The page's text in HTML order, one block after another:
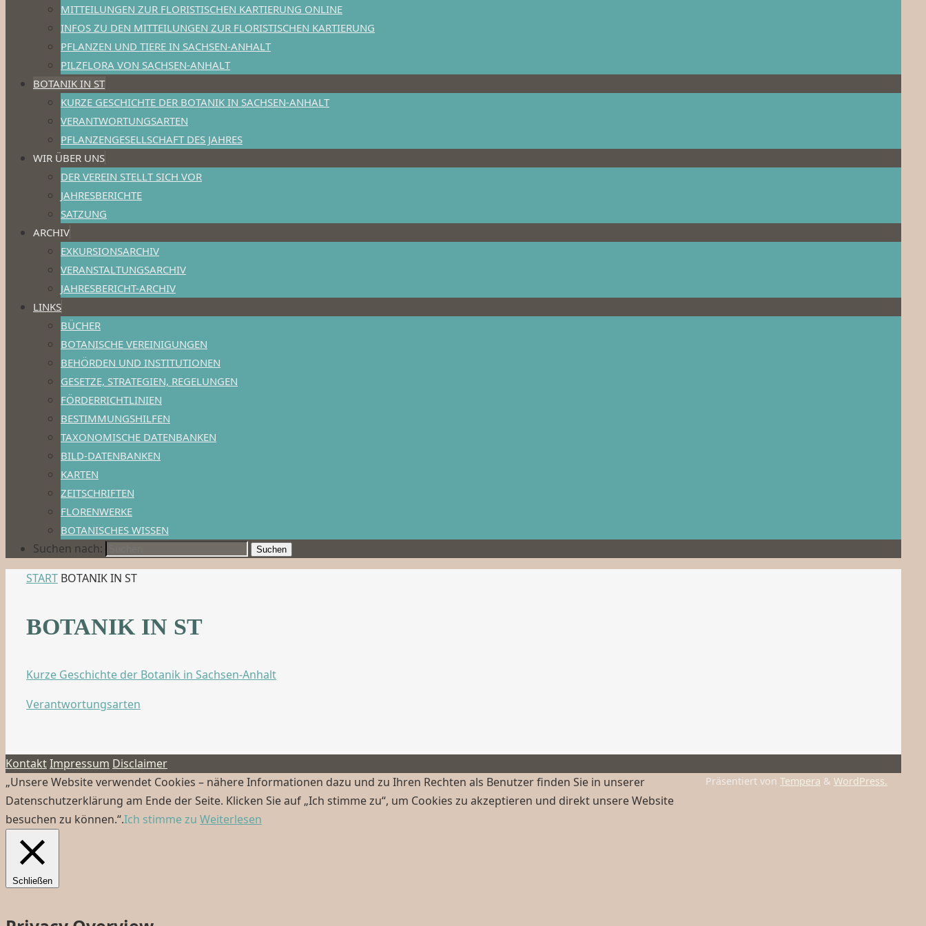
MITTEILUNGEN ZUR FLORISTISCHEN KARTIERUNG ONLINE
INFOS ZU DEN MITTEILUNGEN ZUR FLORISTISCHEN KARTIERUNG
PFLANZEN UND TIERE IN SACHSEN-ANHALT
PILZFLORA VON SACHSEN-ANHALT
BOTANIK IN ST
KURZE GESCHICHTE DER BOTANIK IN SACHSEN-ANHALT
VERANTWORTUNGSARTEN
PFLANZENGESELLSCHAFT DES JAHRES
WIR ÜBER UNS
DER VEREIN STELLT SICH VOR
JAHRESBERICHTE
SATZUNG
ARCHIV
EXKURSIONSARCHIV
VERANSTALTUNGSARCHIV
JAHRESBERICHT-ARCHIV
LINKS
BÜCHER
BOTANISCHE VEREINIGUNGEN
BEHÖRDEN UND INSTITUTIONEN
GESETZE, STRATEGIEN, REGELUNGEN
FÖRDERRICHTLINIEN
BESTIMMUNGSHILFEN
TAXONOMISCHE DATENBANKEN
BILD-DATENBANKEN
KARTEN
ZEITSCHRIFTEN
FLORENWERKE
BOTANISCHES WISSEN
Suchen nach: Suchen
START BOTANIK IN ST
BOTANIK IN ST
Kurze Geschichte der Botanik in Sachsen-Anhalt
Verantwortungsarten
KontaktImpressum Disclaimer
Präsentiert von Tempera & WordPress.
„Unsere Website verwendet Cookies – nähere Informationen dazu und zu Ihren Rechten als Benutzer finden Sie in unserer
Datenschutzerklärung am Ende der Seite. Klicken Sie auf „Ich stimme zu“, um Cookies zu akzeptieren und direkt unsere Website
besuchen zu können.“.Ich stimme zu Weiterlesen
Schließen